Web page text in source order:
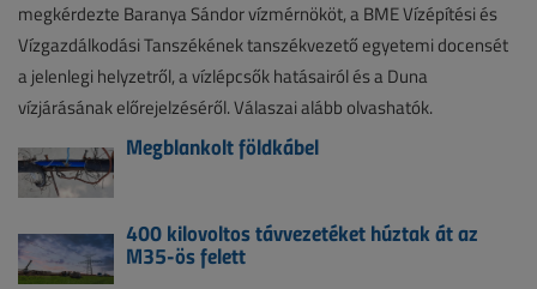
megkérdezte Baranya Sándor vízmérnököt, a BME Vízépítési és
Vízgazdálkodási Tanszékének tanszékvezető egyetemi docensét
a jelenlegi helyzetről, a vízlépcsők hatásairól és a Duna
vízjárásának előrejelzéséről. Válaszai alább olvashatók.
Megblankolt földkábel
400 kilovoltos távvezetéket húztak át az
M35-ös felett